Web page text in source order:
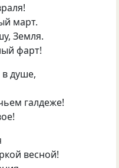
март.
Земля.
фарт!
душе,
галдеже!
весной!